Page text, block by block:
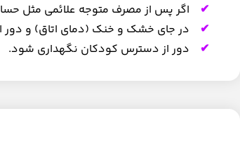
اگر پس از مصرف متوجه علائمی مثل
در جای خشک و خنک (دمای اتاق) و دور
دور از دسترس کودکان نگهداری شود.